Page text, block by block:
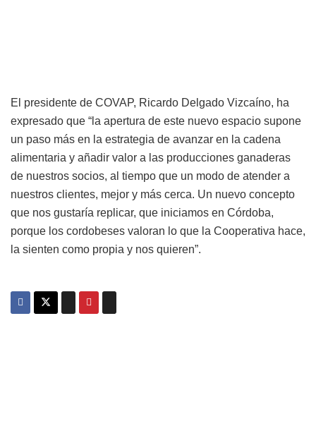
El presidente de COVAP, Ricardo Delgado Vizcaíno, ha
expresado que “la apertura de este nuevo espacio supone
un paso más en la estrategia de avanzar en la cadena
alimentaria y añadir valor a las producciones ganaderas
de nuestros socios, al tiempo que un modo de atender a
nuestros clientes, mejor y más cerca. Un nuevo concepto
que nos gustaría replicar, que iniciamos en Córdoba,
porque los cordobeses valoran lo que la Cooperativa hace,
la sienten como propia y nos quieren”.